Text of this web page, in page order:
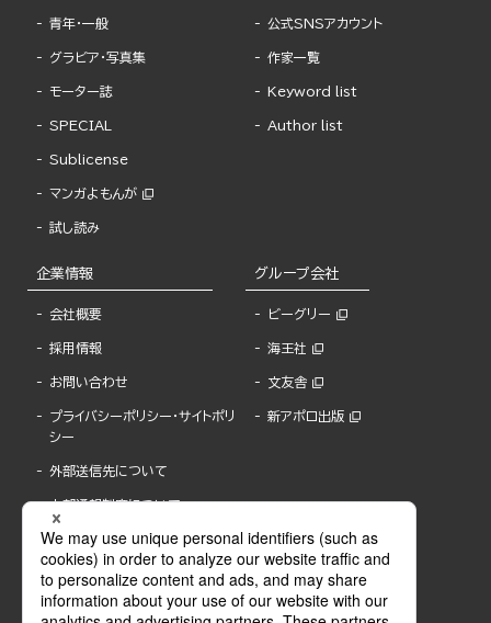
青年・一般
グラビア・写真集
モーター誌
SPECIAL
Sublicense
マンガよもんが
試し読み
公式SNSアカウント
作家一覧
Keyword list
Author list
企業情報
会社概要
採用情報
お問い合わせ
プライバシーポリシー・サイトポリ
シー
外部送信先について
内部通報制度について
グループ会社
ビーグリー
海王社
文友舎
新アポロ出版